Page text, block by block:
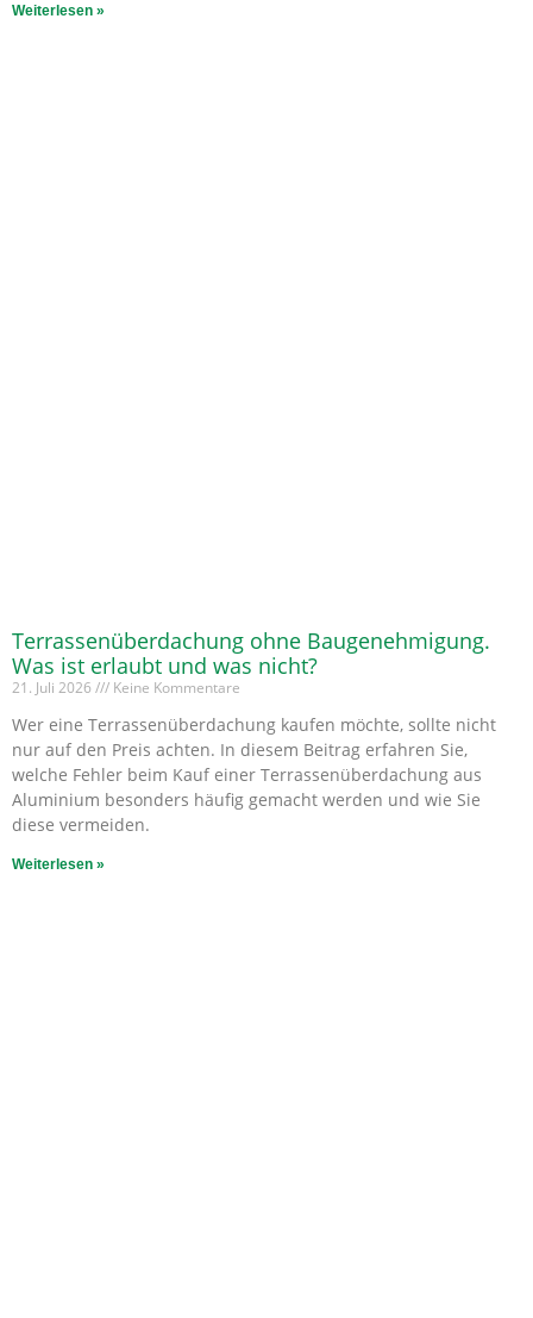
Weiterlesen »
Terrassenüberdachung ohne Baugenehmigung.
Was ist erlaubt und was nicht?
21. Juli 2026 Keine Kommentare
Wer eine Terrassenüberdachung kaufen möchte, sollte nicht
nur auf den Preis achten. In diesem Beitrag erfahren Sie,
welche Fehler beim Kauf einer Terrassenüberdachung aus
Aluminium besonders häufig gemacht werden und wie Sie
diese vermeiden.
Weiterlesen »